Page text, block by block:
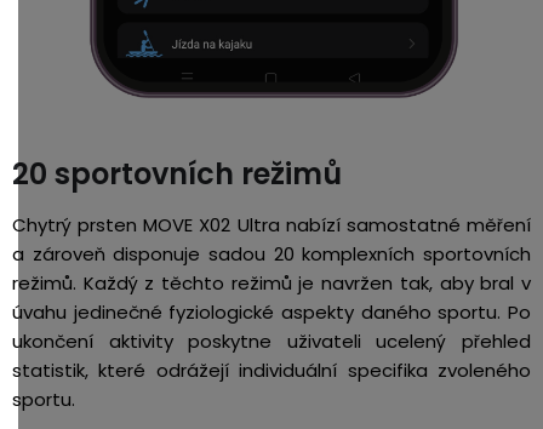
20 sportovních režimů
Chytrý prsten MOVE X02 Ultra nabízí samostatné měření
a zároveň disponuje sadou 20 komplexních sportovních
režimů. Každý z těchto režimů je navržen tak, aby bral v
úvahu jedinečné fyziologické aspekty daného sportu. Po
ukončení aktivity poskytne uživateli ucelený přehled
statistik, které odrážejí individuální specifika zvoleného
sportu.